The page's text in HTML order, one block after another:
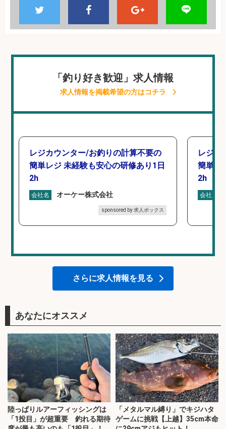
「釣り好き歓迎」求人情報
求人情報を掲載希望の方はコチラ
レジカウンター/お釣りの計算不要の
簡単レジ 未経験も安心の研修あり1日
2h
会社名 オーケー株式会社
sponsored by 求人ボックス
レジカ
簡単レ
2h
会社名
さらに求人情報を見る
あなたにオススメ
陸っぱりルアーフィッシングは
「1投目」が超重要 釣れる期待
「メタルマル縛り」でキジハタ
ゲームに挑戦【上越】35cm本命